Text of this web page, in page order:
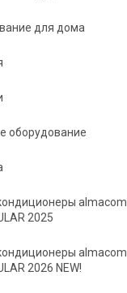
для дома
оборудование
almacom
2025
almacom
2026 NEW!